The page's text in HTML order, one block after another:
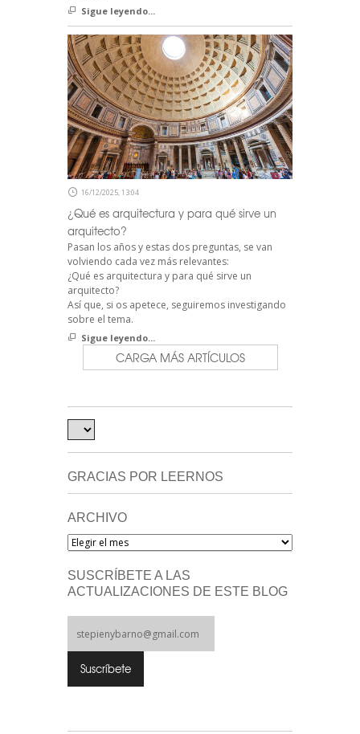
Sigue leyendo...
16/12/2025, 13:04
¿Qué es arquitectura y para qué sirve un
arquitecto?
Pasan los años y estas dos preguntas, se van
volviendo cada vez más relevantes:
¿Qué es arquitectura y para qué sirve un
arquitecto?
Así que, si os apetece, seguiremos investigando
sobre el tema.
Sigue leyendo...
CARGA MÁS ARTÍCULOS
GRACIAS POR LEERNOS
ARCHIVO
Archivo
SUSCRÍBETE A LAS
ACTUALIZACIONES DE ESTE BLOG